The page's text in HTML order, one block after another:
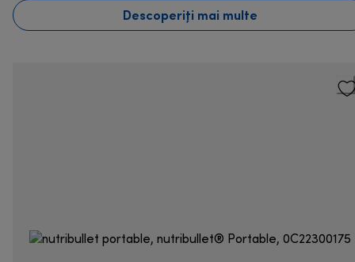
Descoperiți mai multe